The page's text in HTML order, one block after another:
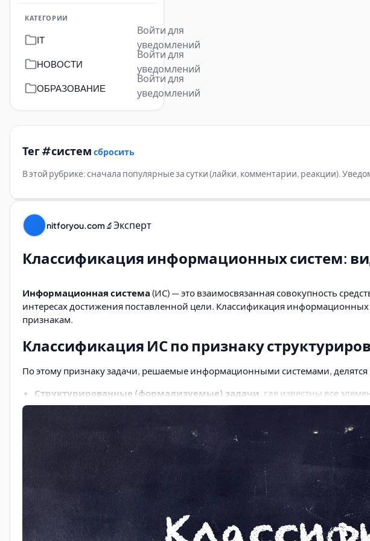
КАТЕГОРИИ
IT
Войти для
уведомлений
НОВОСТИ
Войти для
уведомлений
ОБРАЗОВАНИЕ
Войти для
уведомлений
Тег #систем сбросить
В этой рубрике: сначала популярные за сутки (лайки, комментарии, реакции).
nitforyou.com🔬Эксперт
Классификация информационных систем:
Информационная система (ИС) — это взаимосвязанная совокупность
интересах достижения поставленной цели. Классификация
признакам.
Классификация ИС по признаку
По этому признаку задачи, решаемые информационными системами, делятся
Структурированные (формализуемые) задачи , где известны все
модели с точным алгоритмом решения.
Неструктурированные (неформализуемые) задачи
, в которых
трудностями из-за невозможности создания математического описания и
Частично структурированные задачи
, где известна лишь часть
Информационные системы для решения частично структурированных задач
Информационные системы, создающие управленческие отчёты. Они
обеспечивают информационную поддержку пользователя, предоставляя